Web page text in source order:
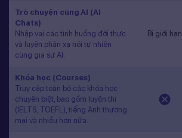
Trò chuyện cùng AI (AI
Chats)
Nhập vai các tình huống đời thực
và luyện phản xạ nói tự nhiên
cùng gia sư AI.
Bị giới hạn
Khóa học (Courses)
Truy cập toàn bộ các khóa học
chuyên biệt, bao gồm luyện thi
(IELTS, TOEFL), tiếng Anh thương
mại và nhiều hơn nữa.